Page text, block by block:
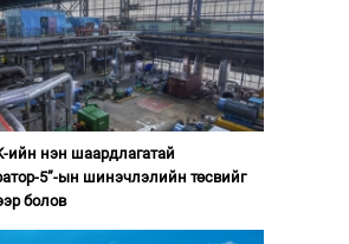
ийн нэн шаардлагатай
5”-ын шинэчлэлийн төсвийг
болов